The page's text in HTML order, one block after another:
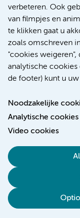
verbeteren. Ook
van filmpjes en
te klikken gaat u
zoals omschreven
"cookies
analytische cookies
de footer) kunt u
Noodzakelijke
Analytische cookies
Video cookies
Educatie locatie
Educatie locatie
Verwijzen &
Cookieverklaring